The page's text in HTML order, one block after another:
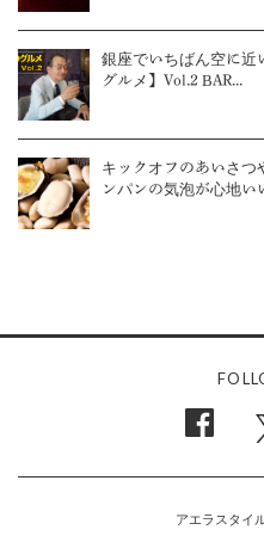
銀座でいちばん空に近
グルメ】Vol.2 BAR...
キックオフのあいさつ
ンパンの気泡が心地い
アエラスタイ